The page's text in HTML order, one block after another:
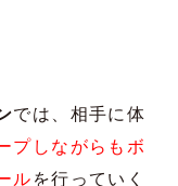
では、相手に体
プしながらもボ
ル を行っていく